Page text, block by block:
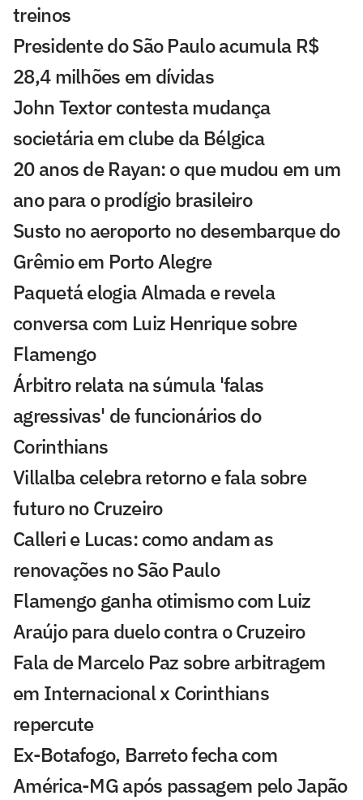
treinos
Presidente do São Paulo acumula R$
28,4 milhões em dívidas
John Textor contesta mudança
societária em clube da Bélgica
20 anos de Rayan: o que mudou em um
ano para o prodígio brasileiro
Susto no aeroporto no desembarque do
Grêmio em Porto Alegre
Paquetá elogia Almada e revela
conversa com Luiz Henrique sobre
Flamengo
Árbitro relata na súmula 'falas
agressivas' de funcionários do
Corinthians
Villalba celebra retorno e fala sobre
futuro no Cruzeiro
Calleri e Lucas: como andam as
renovações no São Paulo
Flamengo ganha otimismo com Luiz
Araújo para duelo contra o Cruzeiro
Fala de Marcelo Paz sobre arbitragem
em Internacional x Corinthians
repercute
Ex-Botafogo, Barreto fecha com
América-MG após passagem pelo Japão